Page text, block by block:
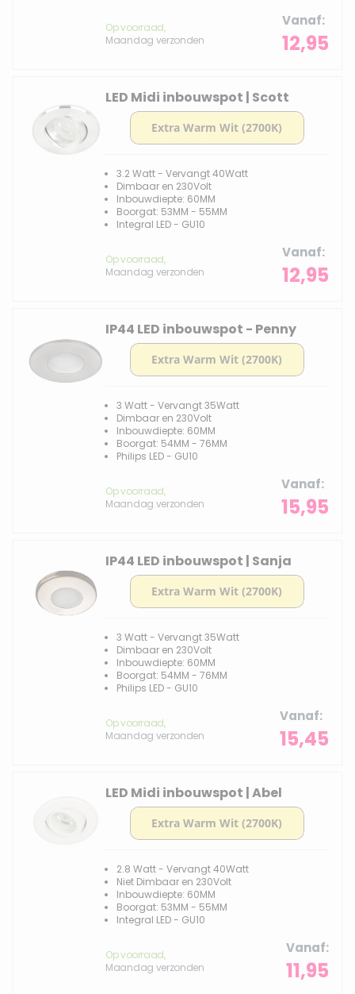
Op voorraad,
Maandag verzonden
Vanaf
12,95
LED Midi inbouwspot | Scott
3.2 Watt - Vervangt 40Watt
Dimbaar en 230Volt
Inbouwdiepte: 60MM
Boorgat: 53MM - 55MM
Integral LED - GU10
Op voorraad,
Maandag verzonden
Vanaf
12,95
IP44 LED inbouwspot - Penny
3 Watt - Vervangt 35Watt
Dimbaar en 230Volt
Inbouwdiepte: 60MM
Boorgat: 54MM - 76MM
Philips LED - GU10
Op voorraad,
Maandag verzonden
Vanaf
15,95
IP44 LED inbouwspot | Sanja
3 Watt - Vervangt 35Watt
Dimbaar en 230Volt
Inbouwdiepte: 60MM
Boorgat: 54MM - 76MM
Philips LED - GU10
Op voorraad,
Maandag verzonden
Vanaf
15,45
LED Midi inbouwspot | Abel
2.8 Watt - Vervangt 40Watt
Niet Dimbaar en 230Volt
Inbouwdiepte: 60MM
Boorgat: 53MM - 55MM
Integral LED - GU10
Op voorraad,
Maandag verzonden
Vanaf
11,95